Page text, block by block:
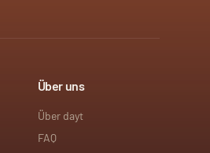
Über uns
Über dayt
FAQ